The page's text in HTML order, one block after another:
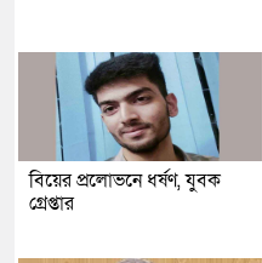
বিয়ের প্রলোভনে ধর্ষণ, যুবক
গ্রেপ্তার